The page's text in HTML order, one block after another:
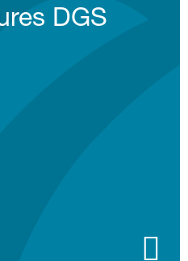
DGS